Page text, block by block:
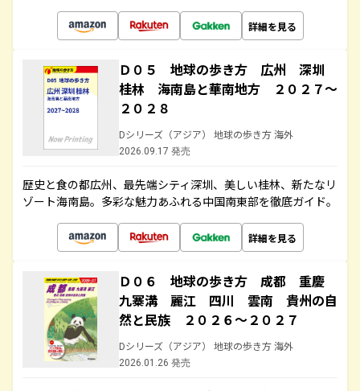
詳細を見る
Ｄ０５ 地球の歩き方 広州 深圳
桂林 海南島と華南地方 ２０２７～
２０２８
Dシリーズ（アジア） 地球の歩き方 海外
2026.09.17 発売
歴史と食の都広州、最先端シティ深圳、美しい桂林、新たなリ
ゾート海南島。多彩な魅力あふれる中国南東部を徹底ガイド。
詳細を見る
Ｄ０６ 地球の歩き方 成都 重慶
九寨溝 麗江 四川 雲南 貴州の自
然と民族 ２０２６～２０２７
Dシリーズ（アジア） 地球の歩き方 海外
2026.01.26 発売